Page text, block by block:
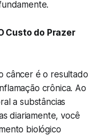
Custo do Prazer
câncer é o resultado
crônica. Ao
a substâncias
diariamente, você
biológico